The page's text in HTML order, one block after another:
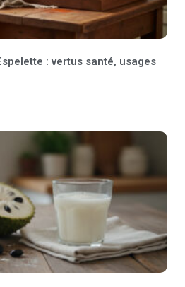
: vertus santé, usages